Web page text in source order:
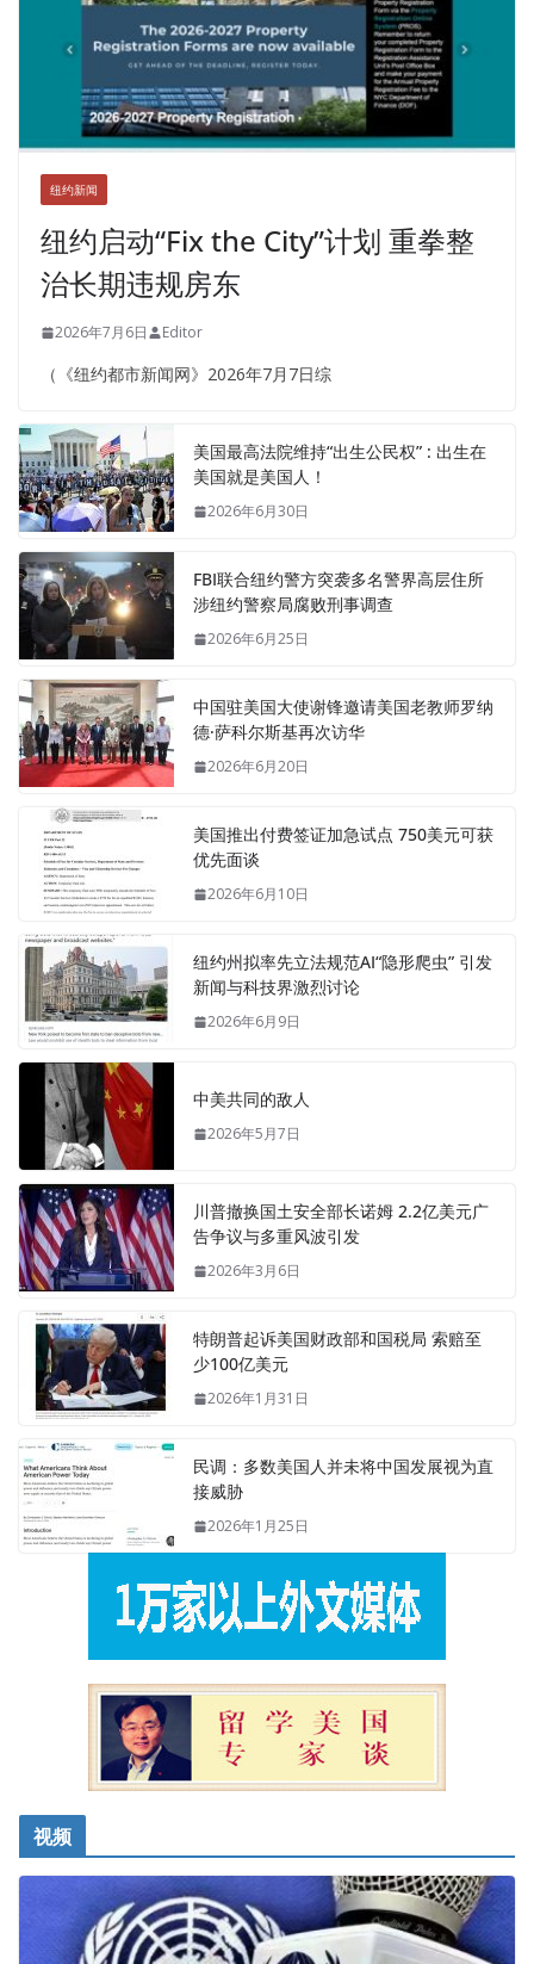
纽约新闻
纽约启动“Fix the City”计划 重拳整
治长期违规房东
2026年7月6日 Editor
（《纽约都市新闻网》2026年7月7日综
美国最高法院维持“出生公民权” : 出生在
美国就是美国人！
2026年6月30日
FBI联合纽约警方突袭多名警界高层住所
涉纽约警察局腐败刑事调查
2026年6月25日
中国驻美国大使谢锋邀请美国老教师罗纳
德·萨科尔斯基再次访华
2026年6月20日
美国推出付费签证加急试点 750美元可获
优先面谈
2026年6月10日
纽约州拟率先立法规范AI“隐形爬虫” 引发
新闻与科技界激烈讨论
2026年6月9日
中美共同的敌人
2026年5月7日
川普撤换国土安全部长诺姆 2.2亿美元广
告争议与多重风波引发
2026年3月6日
特朗普起诉美国财政部和国税局 索赔至
少100亿美元
2026年1月31日
民调：多数美国人并未将中国发展视为直
接威胁
2026年1月25日
视频